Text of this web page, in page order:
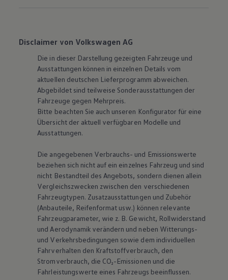
Disclaimer von Volkswagen AG
Die in dieser Darstellung gezeigten Fahrzeuge und
Ausstattungen können in einzelnen Details vom
aktuellen deutschen Lieferprogramm abweichen.
Abgebildet sind teilweise Sonderausstattungen der
Fahrzeuge gegen Mehrpreis.
Bitte beachten Sie auch unseren Konfigurator für eine
Übersicht der aktuell verfügbaren Modelle und
Ausstattungen.
Die angegebenen Verbrauchs- und Emissionswerte
beziehen sich nicht auf ein einzelnes Fahrzeug und sind
nicht Bestandteil des Angebots, sondern dienen allein
Vergleichszwecken zwischen den verschiedenen
Fahrzeugtypen. Zusatzausstattungen und Zubehör
(Anbauteile, Reifenformat usw.) können relevante
Fahrzeugparameter, wie z. B. Gewicht, Rollwiderstand
und Aerodynamik verändern und neben Witterungs-
und Verkehrsbedingungen sowie dem individuellen
Fahrverhalten den Kraftstoffverbrauch, den
Stromverbrauch, die CO₂-Emissionen und die
Fahrleistungswerte eines Fahrzeugs beeinflussen.